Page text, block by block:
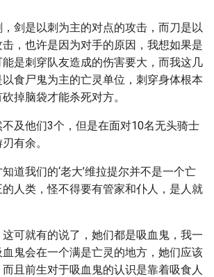
剑是以刺为主的对点的攻击，而刀是以
，也许是因为对手的原因，我想如果是
是刺穿队友造成的伤害要大，而我这几
食尸鬼为主的亡灵单位，刺穿身体根本
掉脑袋才能杀死对方。
及他们3个，但是在面对10名无头骑士
有余。
道我们的‘老大’维拉提尔并不是一个亡
人类，怪不得要有管家和仆人，是人就
可就有的说了，她们都是吸血鬼，我一
鬼会在一个满是亡灵的地方，她们应该
且前生对于吸血鬼的认识是靠着吸食人